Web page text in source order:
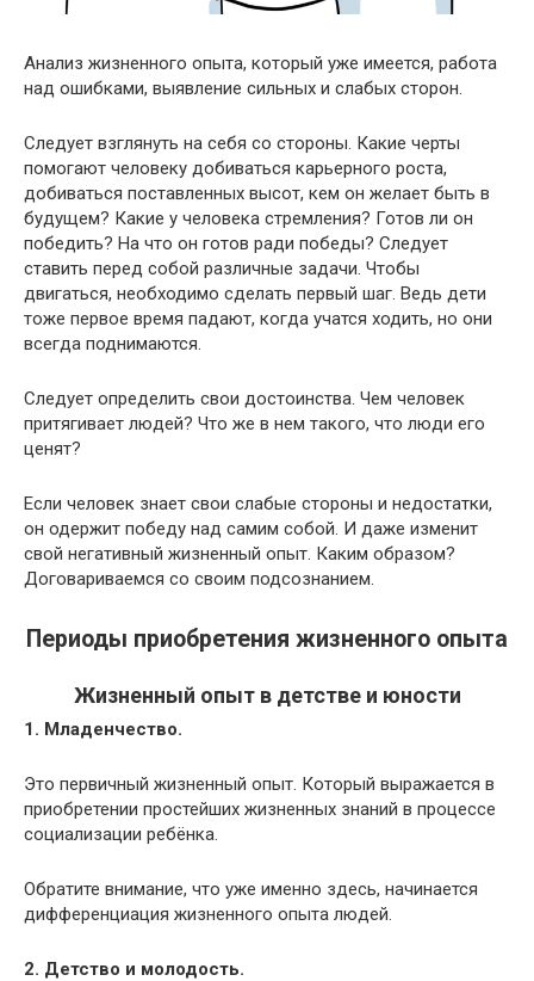
Анализ жизненного опыта, который уже имеется, работа
над ошибками, выявление сильных и слабых сторон.
Следует взглянуть на себя со стороны. Какие черты
помогают человеку добиваться карьерного роста,
добиваться поставленных высот, кем он желает быть в
будущем? Какие у человека стремления? Готов ли он
победить? На что он готов ради победы? Следует
ставить перед собой различные задачи. Чтобы
двигаться, необходимо сделать первый шаг. Ведь дети
тоже первое время падают, когда учатся ходить, но они
всегда поднимаются.
Следует определить свои достоинства. Чем человек
притягивает людей? Что же в нем такого, что люди его
ценят?
Если человек знает свои слабые стороны и недостатки,
он одержит победу над самим собой. И даже изменит
свой негативный жизненный опыт. Каким образом?
Договариваемся со своим подсознанием.
Периоды приобретения жизненного опыта
Жизненный опыт в детстве и юности
1. Младенчество.
Это первичный жизненный опыт. Который выражается в
приобретении простейших жизненных знаний в процессе
социализации ребёнка.
Обратите внимание, что уже именно здесь, начинается
дифференциация жизненного опыта людей.
2. Детство и молодость.